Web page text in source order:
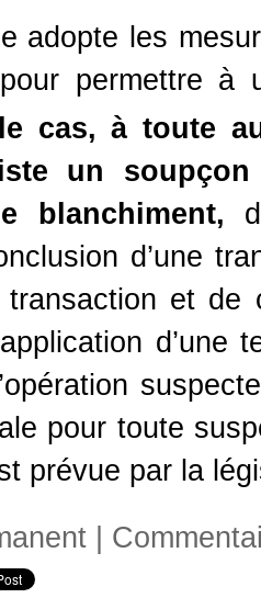
adopte les
permettre à
cas, à toute
un
blanchiment,
d’une
transaction et
pour toute
prévue par la